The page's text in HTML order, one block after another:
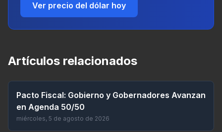
Ver precio del dólar hoy
Artículos relacionados
Pacto Fiscal: Gobierno y Gobernadores Avanzan
en Agenda 50/50
miércoles, 5 de agosto de 2026